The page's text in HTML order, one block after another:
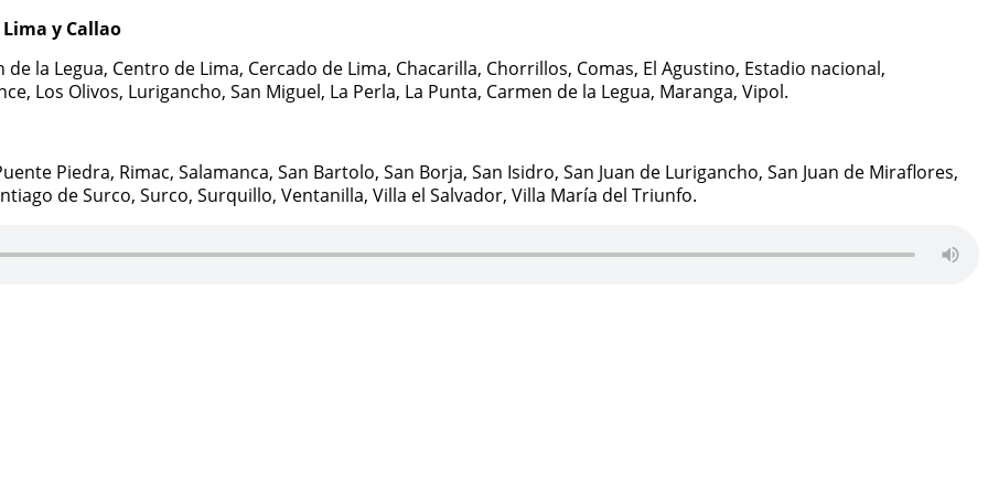
y Callao
la Legua, Centro de Lima, Cercado de Lima, Chacarilla, Chorrillos, Comas, El Agustino, Estadio nacional,
Los Olivos, Lurigancho, San Miguel, La Perla, La Punta, Carmen de la Legua, Maranga, Vipol.
Piedra, Rimac, Salamanca, San Bartolo, San Borja, San Isidro, San Juan de Lurigancho, San Juan de Miraflores,
de Surco, Surco, Surquillo, Ventanilla, Villa el Salvador, Villa María del Triunfo.